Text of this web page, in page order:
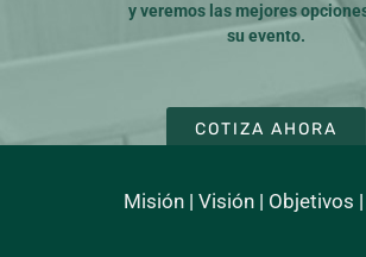
y veremos las mejores
su evento.
COTIZA AHORA
Misión| Visión| Objetivos |